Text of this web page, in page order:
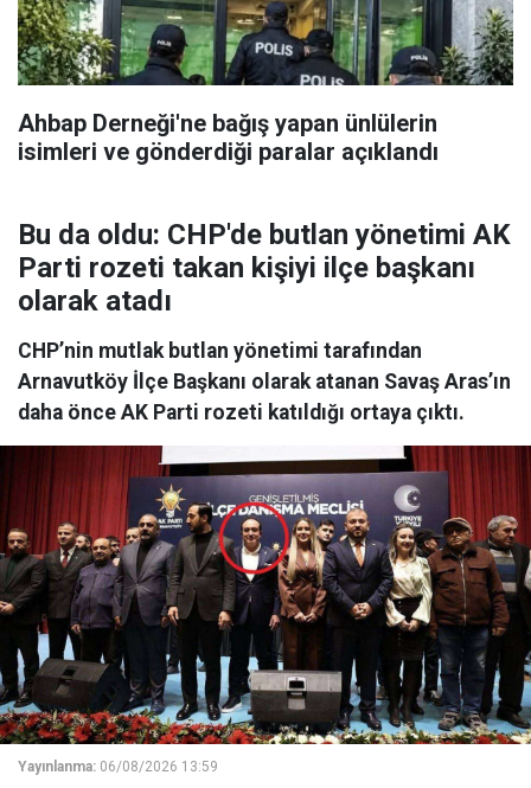
Ahbap Derneği'ne bağış yapan ünlülerin
isimleri ve gönderdiği paralar açıklandı
Bu da oldu: CHP'de butlan yönetimi AK
Parti rozeti takan kişiyi ilçe başkanı
olarak atadı
CHP’nin mutlak butlan yönetimi tarafından
Arnavutköy İlçe Başkanı olarak atanan Savaş Aras’ın
daha önce AK Parti rozeti katıldığı ortaya çıktı.
Yayınlanma: 06/08/2026 13:59